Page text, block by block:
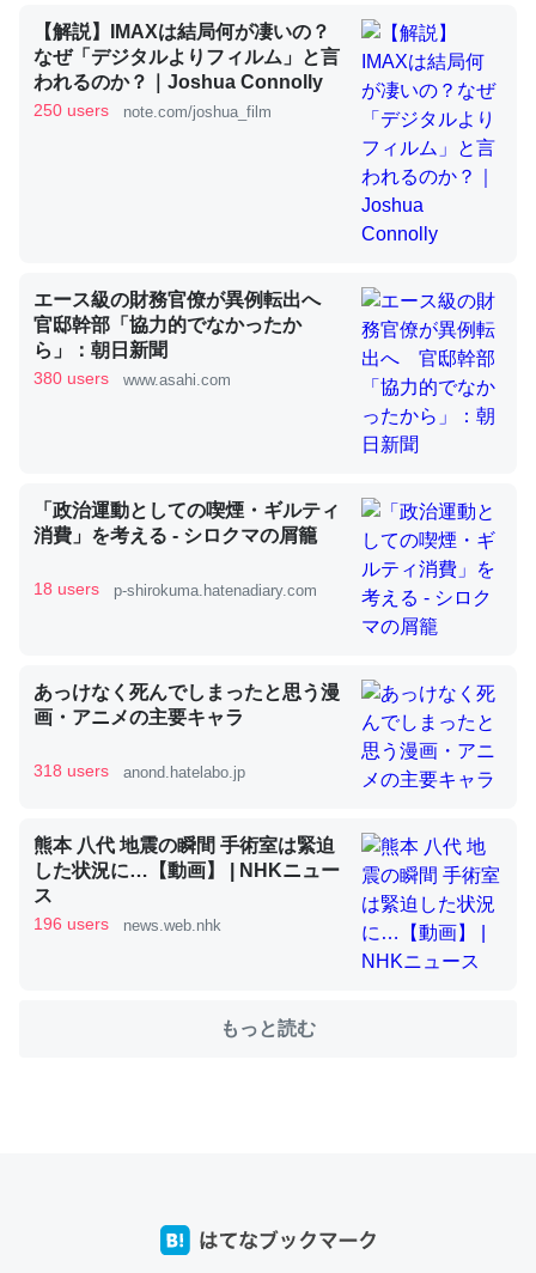
くらい。小説でいう「ずっと前の伏線」は回収されないけ
ど、短期記憶というには多い分量。進化すればするほど分
かりやすく強くなりそう
昆虫ってカルシウム少ないのか。知らんかった。調べたら
コオロギのカルシウム分はエビの600分の1程度。
─ニュース :: 【研究発表】昆虫学の大問題＝「昆虫はなぜ海にいな
いのか」に関する新仮説
論文では「淡水はカルシウムも酸素も不足してて両方に不
利だから両方が拮抗してるのでは」とあって面白い。海に
いる鋏角類（カブトガニ・ウミグモ）はカルシウムを使わ
ずキチンを強化してる筈だが、酵素が違うのか？
類は苦労してるんだな…。腹足類だと殻を無くしてナメク
ジになったり努力してるし。
─ニュース :: 【研究発表】昆虫学の大問題＝「昆虫はなぜ海にいな
いのか」に関する新仮説
コミュニケーションが劇的に変化した｜tayorini by LIFULL介護
【解説】IMAXは結局何が凄いの？
なぜ「デジタルよりフィルム」と言
われるのか？｜Joshua Connolly
250 users note.com/joshua_film
エース級の財務官僚が異例転出へ
官邸幹部「協力的でなかったか
ら」：朝日新聞
380 users www.asahi.com
「政治運動としての喫煙・ギルティ
消費」を考える - シロクマの屑籠
18 users p-shirokuma.hatenadiary.com
あっけなく死んでしまったと思う漫
画・アニメの主要キャラ
318 users anond.hatelabo.jp
熊本 八代 地震の瞬間 手術室は緊迫
した状況に…【動画】 | NHKニュー
ス
196 users news.web.nhk
もっと読む